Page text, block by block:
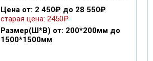
Цена от: 2 450₽ до 28 550₽
старая цена: 2450₽
Размер(Ш*В) от: 200*200мм до
1500*1500мм